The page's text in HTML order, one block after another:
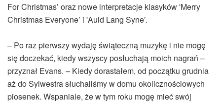
For Christmas’ oraz nowe interpretacje klasyków 'Merry
Christmas Everyone’ i 'Auld Lang Syne’.
– Po raz pierwszy wydaję świąteczną muzykę i nie mogę
się doczekać, kiedy wszyscy posłuchają moich nagrań –
przyznał Evans. – Kiedy dorastałem, od początku grudnia
aż do Sylwestra słuchaliśmy w domu okolicznościowych
piosenek. Wspaniale, że w tym roku mogę mieć swój